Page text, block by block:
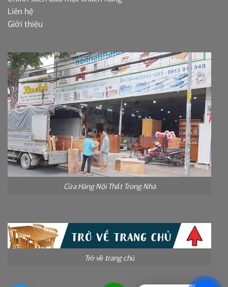
Liên hệ
Giới thiệu
Cửa Hàng Nội Thất Trong Nhà
Trở về trang chủ